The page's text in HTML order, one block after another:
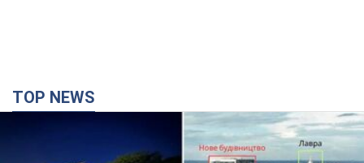
TOP NEWS